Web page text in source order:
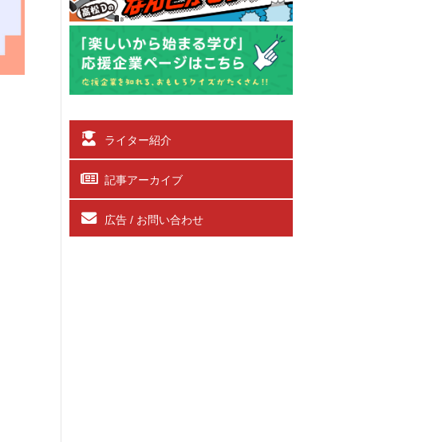
ライター紹介
記事アーカイブ
広告 / お問い合わせ